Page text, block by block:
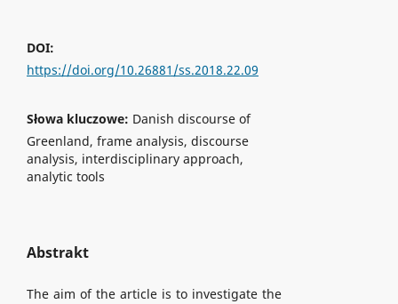
DOI:
https://doi.org/10.26881/ss.2018.22.09
Słowa kluczowe: Danish discourse of
Greenland, frame analysis, discourse
analysis, interdisciplinary approach,
analytic tools
Abstrakt
The aim of the article is to investigate the